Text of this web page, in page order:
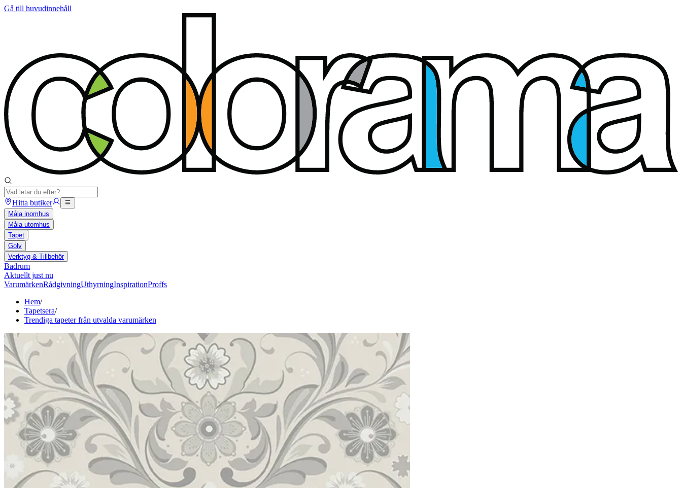
Gå till huvudinnehåll
Hitta butiker
Måla inomhus
Måla utomhus
Tapet
Golv
Verktyg & Tillbehör
Badrum
Aktuellt just nu
VarumärkenRådgivningUthyrningInspirationProffs
Hem/
Tapetsera/
Trendiga tapeter från utvalda varumärken